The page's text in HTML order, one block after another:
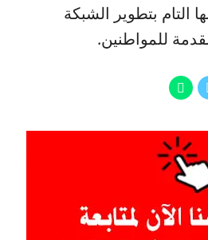
التام بتطوير الشبكة
للمواطنين.